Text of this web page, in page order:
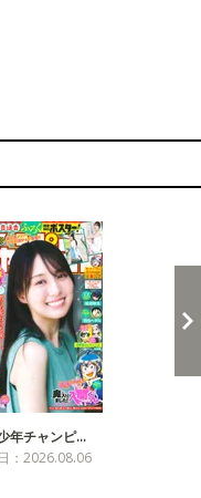
年チャンピ…
：2026.08.06